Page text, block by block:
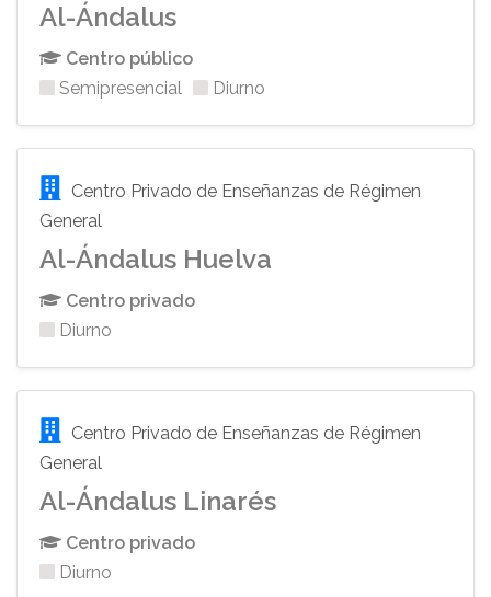
Al-Ándalus
Centro público
Semipresencial
Diurno
Centro Privado de Enseñanzas de Régimen
General
Al-Ándalus Huelva
Centro privado
Diurno
Centro Privado de Enseñanzas de Régimen
General
Al-Ándalus Linarés
Centro privado
Diurno